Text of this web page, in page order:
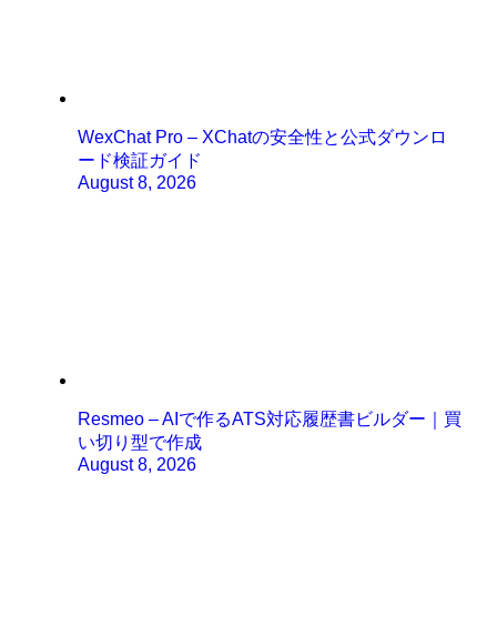
WexChat Pro – XChatの安全性と公式ダウンロ
ード検証ガイド
August 8, 2026
Resmeo – AIで作るATS対応履歴書ビルダー｜買
い切り型で作成
August 8, 2026